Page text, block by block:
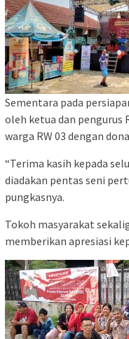
Sementara pada
oleh ketua dan pengurus
warga RW 03 dengan
“Terima kasih kepada
diadakan pentas seni
pungkasnya.
Tokoh masyarakat
memberikan apresiasi